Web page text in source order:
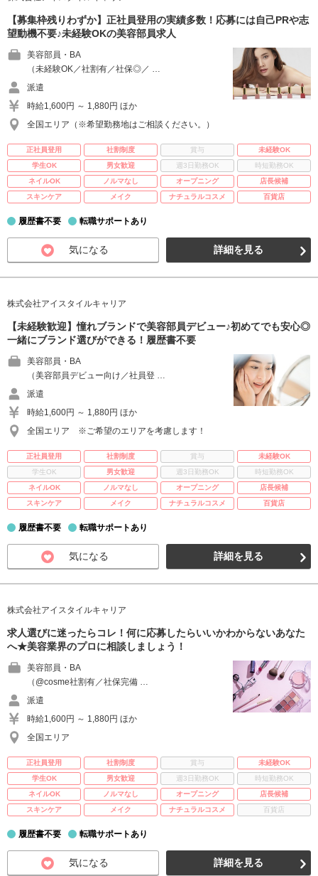
【募集枠残りわずか】正社員登用の実績多数！応募には自己PRや志
望動機不要♪未経験OKの美容部員求人
美容部員・BA
（未経験OK／社割有／社保◎／ …
派遣
時給1,600円 ～ 1,880円 ほか
全国エリア（※希望勤務地はご相談ください。）
正社員登用 社割制度 賞与
未経験OK
学生OK
男女歓迎 週3日勤務OK
時短勤務OK
ネイルOK
ノルマなし オープニング
店長候補
スキンケア
メイク ナチュラルコスメ 百貨店
履歴書不要 転職サポートあり
気になる 詳細を見る
株式会社アイスタイルキャリア
【未経験歓迎】憧れブランドで美容部員デビュー♪初めてでも安心◎
一緒にブランド選びができる！履歴書不要
美容部員・BA
（美容部員デビュー向け／社員登 …
派遣
時給1,600円 ～ 1,880円 ほか
全国エリア ※ご希望のエリアを考慮します！
正社員登用 社割制度 賞与
未経験OK
学生OK
男女歓迎 週3日勤務OK
時短勤務OK
ネイルOK
ノルマなし オープニング
店長候補
スキンケア
メイク ナチュラルコスメ 百貨店
履歴書不要 転職サポートあり
気になる 詳細を見る
株式会社アイスタイルキャリア
求人選びに迷ったらコレ！何に応募したらいいかわからないあなた
へ★美容業界のプロに相談しましょう！
美容部員・BA
（@cosme社割有／社保完備 …
派遣
時給1,600円 ～ 1,880円 ほか
全国エリア
正社員登用 社割制度 賞与
未経験OK
学生OK
男女歓迎 週3日勤務OK
時短勤務OK
ネイルOK
ノルマなし オープニング
店長候補
スキンケア
メイク ナチュラルコスメ 百貨店
履歴書不要 転職サポートあり
気になる 詳細を見る